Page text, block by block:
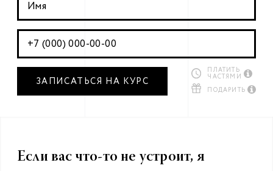
ПЛАТИТЬ
ЧАСТЯМИ
ПОДАРИТЬ
Если вас что-то не устроит, я